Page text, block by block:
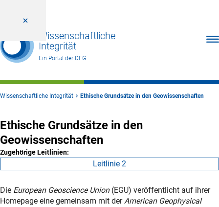
Wissenschaftliche
Integrität
Ein Portal der DFG
Wissenschaftliche Integrität Ethische Grundsätze in den Geowissenschaften
Ethische Grundsätze in den
Geowissenschaften
Zugehörige Leitlinien:
Leitlinie 2
Die European Geoscience Union(EGU) veröffentlicht auf ihrer
Homepage eine gemeinsam mit der American Geophysical